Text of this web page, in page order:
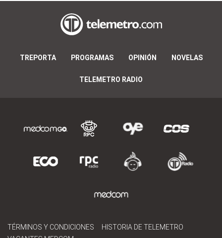
TREPORTA PROGRAMAS OPINIÓN NOVELAS
TELEMETRO RADIO
TÉRMINOS Y CONDICIONES
HISTORIA DE TELEMETRO